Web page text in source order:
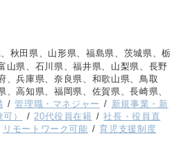
秋田県、山形県、福島県、茨城県、栃
山県、石川県、福井県、山梨県、長野
、兵庫県、奈良県、和歌山県、鳥取
高知県、福岡県、佐賀県、長崎県、
管理職・マネジャー
新規事業・新
） 20代役員在籍
社長・役員直
リモートワーク可能 育児支援制度